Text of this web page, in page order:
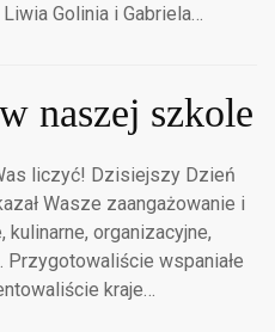
Golinia i Gabriela…
naszej szkole
liczyć! Dzisiejszy Dzień
Wasze zaangażowanie i
organizacyjne,
wspaniałe
kraje…